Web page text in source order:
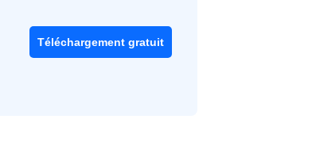
Téléchargement gratuit